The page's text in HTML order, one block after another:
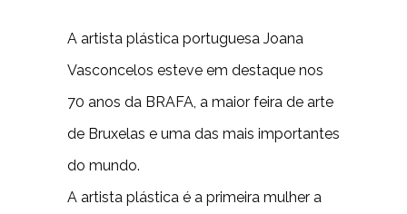
A artista plástica portuguesa Joana
Vasconcelos esteve em destaque nos
70 anos da BRAFA, a maior feira de arte
de Bruxelas e uma das mais importantes
do mundo.
A artista plástica é a primeira mulher a